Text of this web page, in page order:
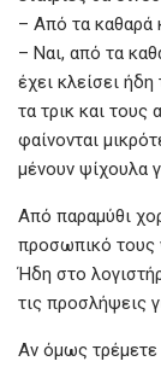
– Από τα καθαρά
– Ναι, από τα
έχει κλείσει
τα τρικ και τους
φαίνονται
μένουν ψίχουλα
Από παραμύθι
προσωπικό τους
Ήδη στο
τις προσλήψεις
Αν όμως τρέμετε